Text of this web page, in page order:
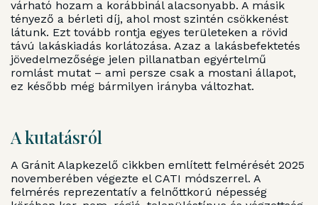
várható hozam a korábbinál alacsonyabb. A másik
tényező a bérleti díj, ahol most szintén csökkenést
látunk. Ezt tovább rontja egyes területeken a rövid
távú lakáskiadás korlátozása. Azaz a lakásbefektetés
jövedelmezősége jelen pillanatban egyértelmű
romlást mutat – ami persze csak a mostani állapot,
ez később még bármilyen irányba változhat.
A kutatásról
A Gránit Alapkezelő cikkben említett felmérését 2025
novemberében végezte el CATI módszerrel. A
felmérés reprezentatív a felnőttkorú népesség